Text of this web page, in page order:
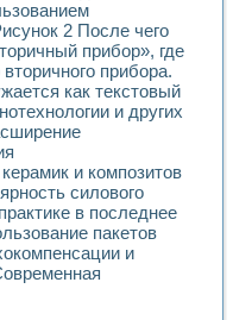
2 После чего
прибор», где
прибора.
как текстовый
и других
и композитов
силового
в последнее
пакетов
и